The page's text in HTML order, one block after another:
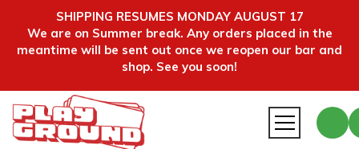
SHIPPING RESUMES MONDAY AUGUST 17
We are on Summer break. Any orders placed in the
meantime will be sent out once we reopen our bar and
shop. See you soon!